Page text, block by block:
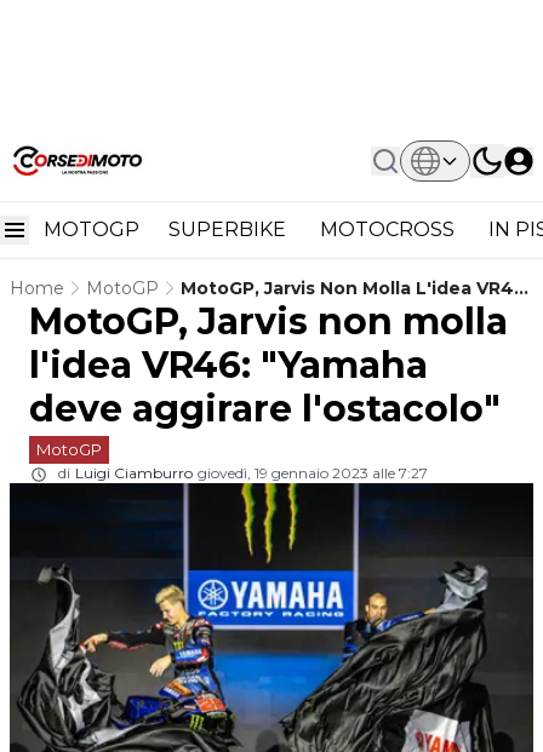
MOTOGP SUPERBIKE MOTOCROSS IN
Home MotoGP
MotoGP, Jarvis Non Molla L'idea VR46:
"Yamaha Deve Aggirare L'ostacolo"
MotoGP, Jarvis non molla
l'idea VR46: "Yamaha
deve aggirare l'ostacolo"
MotoGP
di Luigi Ciamburro giovedì, 19 gennaio 2023 alle 7:27